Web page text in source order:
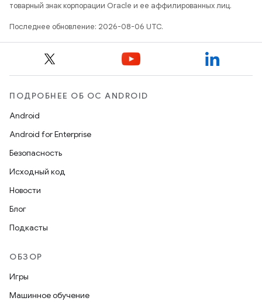
товарный знак корпорации Oracle и ее аффилированных лиц.
Последнее обновление: 2026-08-06 UTC.
ПОДРОБНЕЕ ОБ ОС ANDROID
Android
Android for Enterprise
Безопасность
Исходный код
Новости
Блог
Подкасты
ОБЗОР
Игры
Машинное обучение